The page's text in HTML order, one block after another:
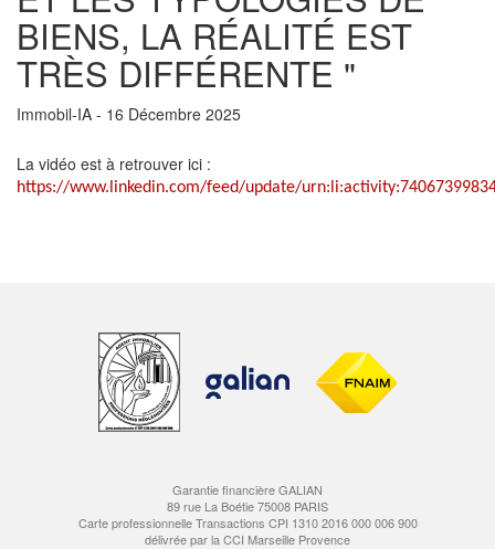
BIENS, LA RÉALITÉ EST
TRÈS DIFFÉRENTE "
Immobil-IA - 16 Décembre 2025
La vidéo est à retrouver ici :
https://www.linkedin.com/feed/update/
Garantie financière GALIAN
89 rue La Boétie 75008 PARIS
Carte professionnelle Transactions CPI 1310 2016 000 006 900
délivrée par la CCI Marseille Provence